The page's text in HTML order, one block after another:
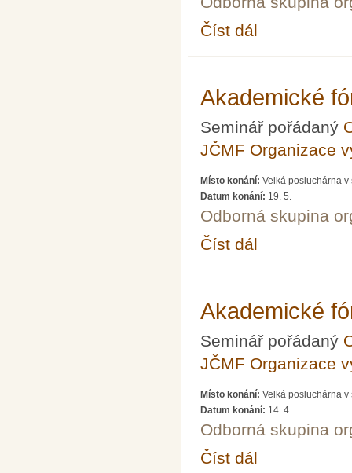
Číst dál
Akademické
Seminář pořádaný
JČMF Organizace
Místo konání: Velká posluchárna v
Datum konání: 19. 5.
Odborná skupina
Číst dál
Akademické
Seminář pořádaný
JČMF Organizace
Místo konání: Velká posluchárna v
Datum konání: 14. 4.
Odborná skupina
Číst dál